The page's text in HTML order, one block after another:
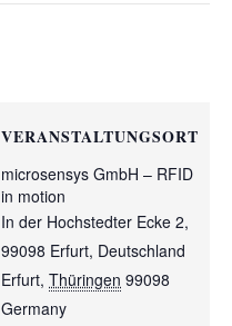
VERANSTALTUNGSORT
microsensys GmbH – RFID
in motion
In der Hochstedter Ecke 2,
99098 Erfurt, Deutschland
Erfurt, Thüringen 99098
Germany